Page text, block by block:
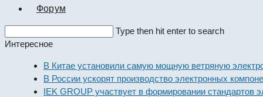
Форум
this
Type then hit enter to search
Интересное
В Китае установили самую мощную ветряную
В России ускорят производство электронных
IEK GROUP участвует в формировании стандартов